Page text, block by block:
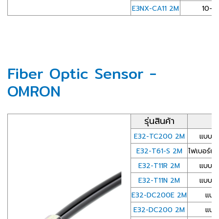
E3NX-CA11 2M
10-
Fiber Optic Sensor -
OMRON
รุ่นสินค้า
E32-TC200 2M
แบบตั
E32-T61-S 2M ไฟเบอร์
E32-T11R 2M
แบบตั
E32-T11N 2M
แบบตั
E32-DC200E 2M
แบ
E32-DC200 2M
แบ